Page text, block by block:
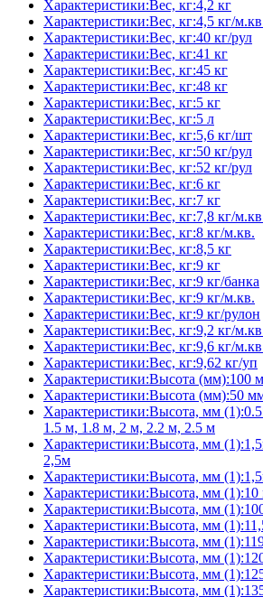
Характеристики:Вес, кг:4,2 кг
Характеристики:Вес, кг:4,5 кг/
Характеристики:Вес, кг:40 кг/рул
Характеристики:Вес, кг:41 кг
Характеристики:Вес, кг:45 кг
Характеристики:Вес, кг:48 кг
Характеристики:Вес, кг:5 кг
Характеристики:Вес, кг:5 л
Характеристики:Вес, кг:5,6 кг/шт
Характеристики:Вес, кг:50 кг/рул
Характеристики:Вес, кг:52 кг/рул
Характеристики:Вес, кг:6 кг
Характеристики:Вес, кг:7 кг
Характеристики:Вес, кг:7,8 кг/
Характеристики:Вес, кг:8 кг/м.кв.
Характеристики:Вес, кг:8,5 кг
Характеристики:Вес, кг:9 кг
Характеристики:Вес, кг:9 кг/банка
Характеристики:Вес, кг:9 кг/м.кв.
Характеристики:Вес, кг:9 кг/рулон
Характеристики:Вес, кг:9,2 кг/
Характеристики:Вес, кг:9,6 кг/
Характеристики:Вес, кг:9,62 кг/уп
Характеристики:Высота (мм):100
Характеристики:Высота (мм):50
Характеристики:Высота, мм
1.5 м, 1.8 м, 2 м, 2.2 м, 2.5 м
Характеристики:Высота, мм
2,5м
Характеристики:Высота, мм
Характеристики:Высота, мм
Характеристики:Высота, мм
Характеристики:Высота, мм
Характеристики:Высота, мм
Характеристики:Высота, мм
Характеристики:Высота, мм
Характеристики:Высота, мм